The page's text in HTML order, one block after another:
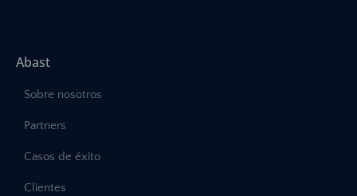
Abast
Sobre nosotros
Partners
Casos de éxito
Clientes